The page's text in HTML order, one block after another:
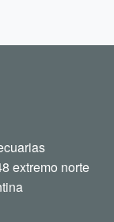
extremo norte